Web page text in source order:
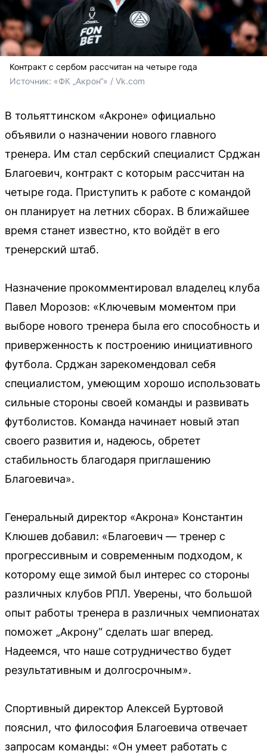
Контракт с сербом рассчитан на четыре года
Источник: «ФК „Акрон“» / Vk.com
В тольяттинском «Акроне» официально
объявили о назначении нового главного
тренера. Им стал сербский специалист Срджан
Благоевич, контракт с которым рассчитан на
четыре года. Приступить к работе с командой
он планирует на летних сборах. В ближайшее
время станет известно, кто войдёт в его
тренерский штаб.
Назначение прокомментировал владелец клуба
Павел Морозов: «Ключевым моментом при
выборе нового тренера была его способность и
приверженность к построению инициативного
футбола. Срджан зарекомендовал себя
специалистом, умеющим хорошо использовать
сильные стороны своей команды и развивать
футболистов. Команда начинает новый этап
своего развития и, надеюсь, обретет
стабильность благодаря приглашению
Благоевича».
Генеральный директор «Акрона» Константин
Клюшев добавил: «Благоевич — тренер с
прогрессивным и современным подходом, к
которому еще зимой был интерес со стороны
различных клубов РПЛ. Уверены, что большой
опыт работы тренера в различных чемпионатах
поможет „Акрону“ сделать шаг вперед.
Надеемся, что наше сотрудничество будет
результативным и долгосрочным».
Спортивный директор Алексей Буртовой
пояснил, что философия Благоевича отвечает
запросам команды: «Он умеет работать с